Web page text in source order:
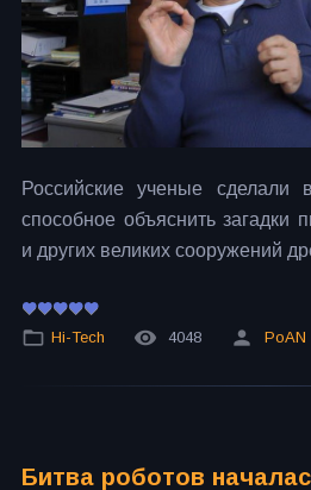
Российские ученые сделали
способное объяснить загадки
и других великих сооружений
Hi-Tech 4048 PoAN
Битва роботов